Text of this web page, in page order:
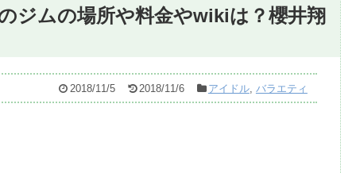
ジムの場所や料金やwikiは？櫻井翔
2018/11/5 2018/11/6 アイドル, バラエティ